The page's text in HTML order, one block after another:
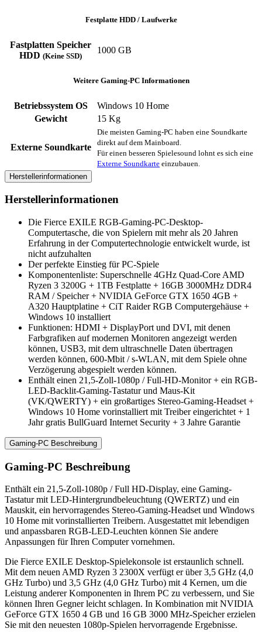
Festplatte HDD / Laufwerke
Fastplatten Speicher
HDD (Keine SSD)
1000 GB
Weitere Gaming-PC Informationen
Betriebssystem OS
Windows 10 Home
Gewicht
15 Kg
Externe Soundkarte
Die meisten Gaming-PC haben eine Soundkarte
direkt auf dem Mainboard.
Für einen besseren Spielesound lohnt es sich eine
Externe Soundkarte einzubauen.
Herstellerinformationen
Herstellerinformationen
Die Fierce EXILE RGB-Gaming-PC-Desktop-
Computertasche, die von Spielern mit mehr als 20 Jahren
Erfahrung in der Computertechnologie entwickelt wurde, ist
nicht aufzuhalten
Der perfekte Einstieg für PC-Spiele
Komponentenliste: Superschnelle 4GHz Quad-Core AMD
Ryzen 3 3200G + 1TB Festplatte + 16GB 3000MHz DDR4
RAM / Speicher + NVIDIA GeForce GTX 1650 4GB +
A320 Hauptplatine + CiT Raider RGB Computergehäuse +
Windows 10 installiert
Funktionen: HDMI + DisplayPort und DVI, mit denen
Farbgrafiken auf modernen Monitoren angezeigt werden
können, USB3, mit dem ultraschnelle Daten übertragen
werden können, 600-Mbit / s-WLAN, mit dem Spiele ohne
Verzögerung abgespielt werden können.
Enthält einen 21,5-Zoll-1080p / Full-HD-Monitor + ein RGB-
LED-Backlit-Gaming-Tastatur und Maus-Kit
(VK/QWERTY) + ein großartiges Stereo-Gaming-Headset +
Windows 10 Home vorinstalliert mit Treiber eingerichtet + 1
Jahr gratis BullGuard Internet Security + 3 Jahre Garantie
Gaming-PC Beschreibung
Gaming-PC Beschreibung
Enthält ein 21,5-Zoll-1080p / Full HD-Display, eine Gaming-
Tastatur mit LED-Hintergrundbeleuchtung (QWERTZ) und ein
Mauskit, ein hervorragendes Stereo-Gaming-Headset und Windows
10 Home mit vorinstallierten Treibern. Ausgestattet mit lebendigen
und anpassbaren RGB-LED-Leuchten können Sie andere
Anpassungen für Ihren Computer vornehmen.
Die Fierce EXILE Desktop-Spielekonsole ist erstaunlich schnell.
Mit dem neuen AMD Ryzen 3 2300X verfügt er über 3,5 GHz (4,0
GHz Turbo) und 3,5 GHz (4,0 GHz Turbo) mit 4 Kernen, um die
Leistung anderer Komponenten in Ihrem PC zu verbessern, und Sie
können Ihren Gegner leicht schlagen. In Kombination mit NVIDIA
GeForce GTX 1650 4 GB und 16 GB 3000 MHz-Speicher erzielen
Sie mit den neuesten 1080p-Spielen hervorragende Ergebnisse.